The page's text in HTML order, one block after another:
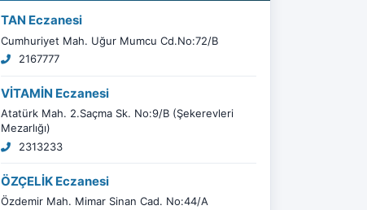
TAN Eczanesi
Cumhuriyet Mah. Uğur Mumcu Cd.No:72/B
2167777
VİTAMİN Eczanesi
Atatürk Mah. 2.Saçma Sk. No:9/B (Şekerevleri
Mezarlığı)
2313233
ÖZÇELİK Eczanesi
Özdemir Mah. Mimar Sinan Cad. No:44/A